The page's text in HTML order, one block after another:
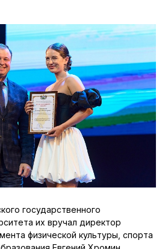
государственного
их вручал директор
физической культуры, спорта